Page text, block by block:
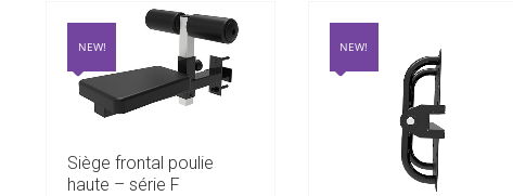
NEW!
Siège frontal poulie
haute – série F
NEW!